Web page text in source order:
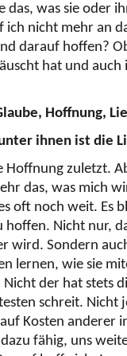
das, was sie oder
ich nicht mehr an
darauf hoffen?
hat und auch
Hoffnung,
ihnen ist die
Hoffnung zuletzt.
das, was mich
oft noch weit. Es
hoffen. Nicht nur,
wird. Sondern
lernen, wie sie
der hat stets
schreit. Nicht
Kosten anderer
fähig, uns